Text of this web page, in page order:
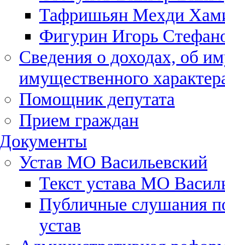
Тафришьян Мехди
Фигурин Игорь
Сведения о доходах, об
имущественного
Помощник депутата
Прием граждан
Устав МО Васильевский
Текст устава МО
Публичные слушания
устав